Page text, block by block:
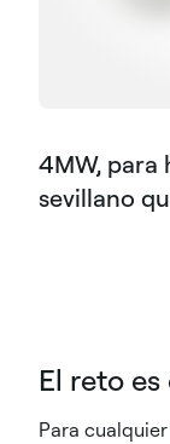
4MW, para
sevillano
El reto
Para